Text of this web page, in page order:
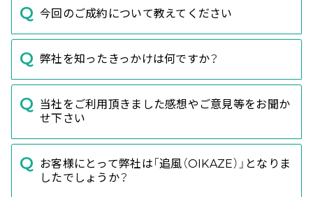
今回のご成約について教えてください
弊社を知ったきっかけは何ですか？
当社をご利用頂きました感想やご意見等をお聞か
せ下さい
お客様にとって弊社は「追風（OIKAZE）」となりま
したでしょうか？